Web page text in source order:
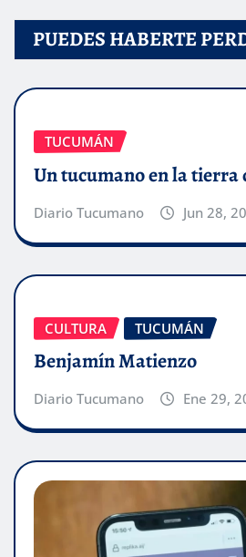
PUEDES HABERTE
TUCUMÁN
Un tucumano en la tierra
Diario Tucumano Jun 28,
CULTURA TUCUMÁN
Benjamín Matienzo
Diario Tucumano Ene 29,